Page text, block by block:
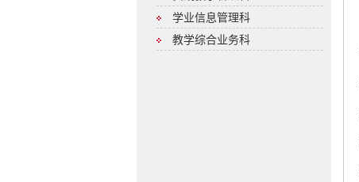
学业信息管理科
教学综合业务科